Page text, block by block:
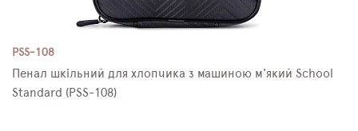
PSS-108
Пенал шкільний для хлопчика з машиною м'який School
Standard (PSS-108)